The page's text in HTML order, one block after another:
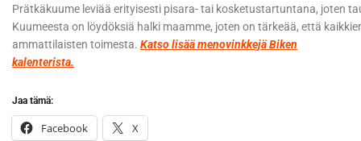
Prätkäkuume leviää erityisesti pisara- tai kosketustartuntana, joten
Kuumeesta on löydöksiä halki maamme, joten on tärkeää, että
ammattilaisten toimesta. Katso lisää menovinkkejä Biken
kalenterista.
Jaa tämä:
Facebook X